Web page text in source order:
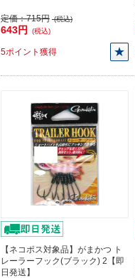
定価：715円 (税込)
643円 (税込)
5ポイント獲得
【ネコポス対象品】がまかつ ト
レーラーフック(ブラック) 2【即
日発送】